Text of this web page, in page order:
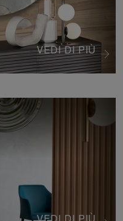
VEDI DI PIÙ
VEDI DI PIÙ